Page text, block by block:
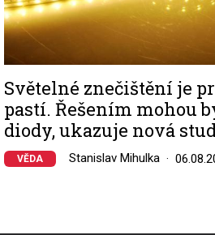
Světelné znečištění je
pastí. Řešením mohou
diody, ukazuje nová
VĚDA Stanislav Mihulka